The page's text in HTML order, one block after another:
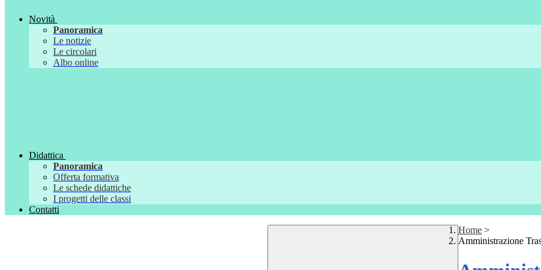
Novità
Panoramica
Le notizie
Le circolari
Albo online
Didattica
Panoramica
Offerta formativa
Le schede didattiche
I progetti delle classi
Contatti
Home >
Amministrazione